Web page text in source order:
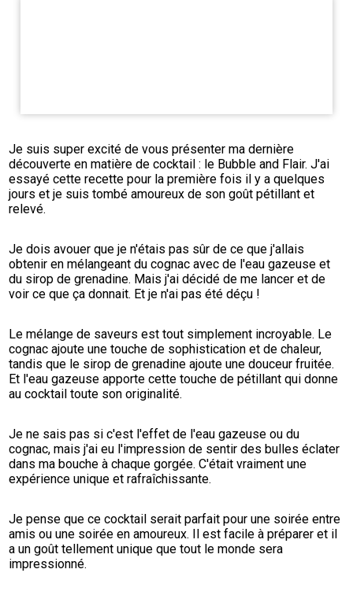
Je suis super excité de vous présenter ma dernière
découverte en matière de cocktail : le Bubble and Flair. J'ai
essayé cette recette pour la première fois il y a quelques
jours et je suis tombé amoureux de son goût pétillant et
relevé.
Je dois avouer que je n'étais pas sûr de ce que j'allais
obtenir en mélangeant du cognac avec de l'eau gazeuse et
du sirop de grenadine. Mais j'ai décidé de me lancer et de
voir ce que ça donnait. Et je n'ai pas été déçu !
Le mélange de saveurs est tout simplement incroyable. Le
cognac ajoute une touche de sophistication et de chaleur,
tandis que le sirop de grenadine ajoute une douceur fruitée.
Et l'eau gazeuse apporte cette touche de pétillant qui donne
au cocktail toute son originalité.
Je ne sais pas si c'est l'effet de l'eau gazeuse ou du
cognac, mais j'ai eu l'impression de sentir des bulles éclater
dans ma bouche à chaque gorgée. C'était vraiment une
expérience unique et rafraîchissante.
Je pense que ce cocktail serait parfait pour une soirée entre
amis ou une soirée en amoureux. Il est facile à préparer et il
a un goût tellement unique que tout le monde sera
impressionné.